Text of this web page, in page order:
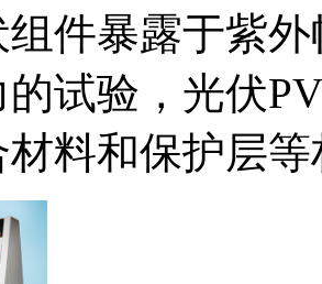
组件暴露于紫
的试验，光伏
料和保护层